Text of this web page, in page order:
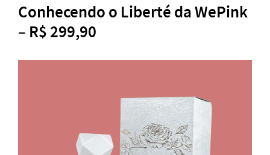
Conhecendo o Liberté da WePink
– R$ 299,90